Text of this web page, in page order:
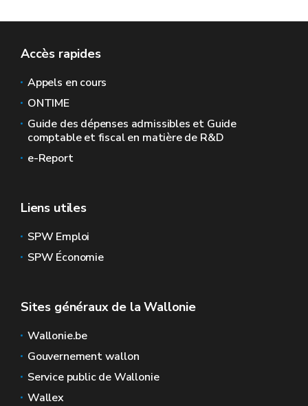
Accès rapides
Appels en cours
ONTIME
Guide des dépenses admissibles et Guide
comptable et fiscal en matière de R&D
e-Report
Liens utiles
SPW Emploi
SPW Économie
Sites généraux de la Wallonie
Wallonie.be
Gouvernement wallon
Service public de Wallonie
Wallex